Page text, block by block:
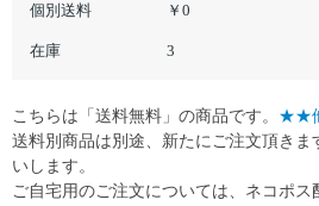
個別送料 ￥0
在庫 3
こちらは「送料無料」の商品です。 ★★
送料別商品は別途、新たにご注文頂きま
いします。
ご自宅用のご注文については、ネコポ